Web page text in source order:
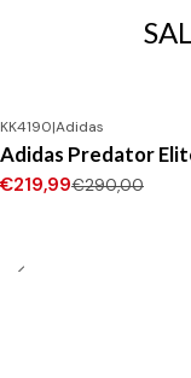
-24%DESCONTO
Novo
KK4190|Adidas
Adidas Predator
€219,99€290,00